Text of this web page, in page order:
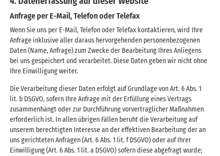
Anfrage per E-Mail, Telefon oder Telefax
Wenn Sie uns per E-Mail, Telefon oder Telefax kontaktieren, wird Ihre
Anfrage inklusive aller daraus hervorgehenden personenbezogenen
Daten (Name, Anfrage) zum Zwecke der Bearbeitung Ihres Anliegens
bei uns gespeichert und verarbeitet. Diese Daten geben wir nicht ohne
Ihre Einwilligung weiter.
Die Verarbeitung dieser Daten erfolgt auf Grundlage von Art. 6 Abs. 1
lit. b DSGVO, sofern Ihre Anfrage mit der Erfüllung eines Vertrags
zusammenhängt oder zur Durchführung vorvertraglicher Maßnahmen
erforderlich ist. In allen übrigen Fällen beruht die Verarbeitung auf
unserem berechtigten Interesse an der effektiven Bearbeitung der an
uns gerichteten Anfragen (Art. 6 Abs. 1 lit. f DSGVO) oder auf Ihrer
Einwilligung (Art. 6 Abs. 1 lit. a DSGVO) sofern diese abgefragt wurde;